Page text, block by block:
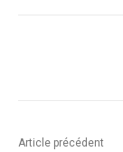
Article précédent